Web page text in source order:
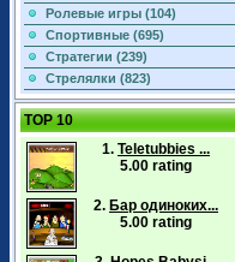
Ролевые игры (104)
Спортивные (695)
Стратегии (239)
Стрелялки (823)
TOP 10
1. Teletubbies ...
5.00 rating
2. Бар одиноких...
5.00 rating